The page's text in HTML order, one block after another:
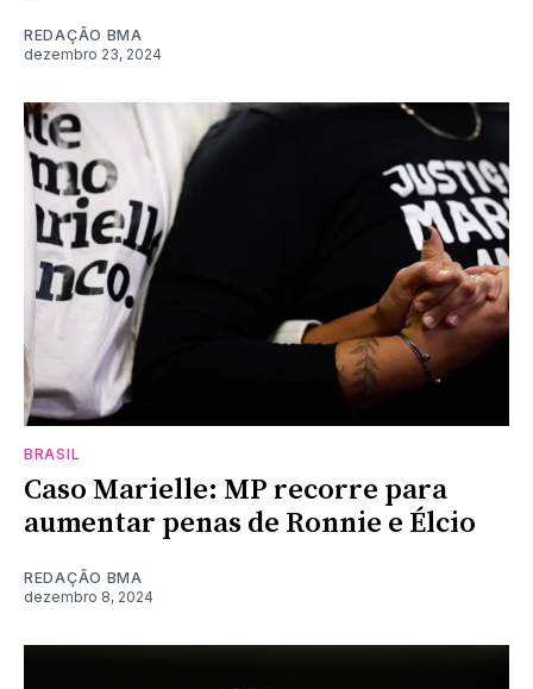
REDAÇÃO BMA
dezembro 23, 2024
BRASIL
Caso Marielle: MP recorre para
aumentar penas de Ronnie e Élcio
REDAÇÃO BMA
dezembro 8, 2024